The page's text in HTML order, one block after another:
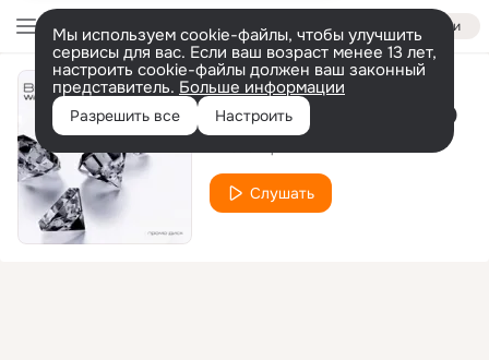
Войти
Мы используем cookie-файлы, чтобы улучшить
сервисы для вас. Если ваш возраст менее 13 лет,
настроить cookie-файлы должен ваш законный
представитель. Больше информации
Разрешить все Настроить
Мудак feat. DRAGO
Слушать